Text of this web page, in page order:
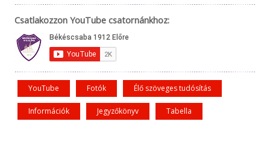
Csatlakozzon YouTube csatornánkhoz:
YouTube Fotók Élő szöveges tudósítás
Információk Jegyzőkönyv Tabella